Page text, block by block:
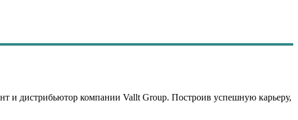
и дистрибьютор компании Vallt Group. Построив успешную карьеру,